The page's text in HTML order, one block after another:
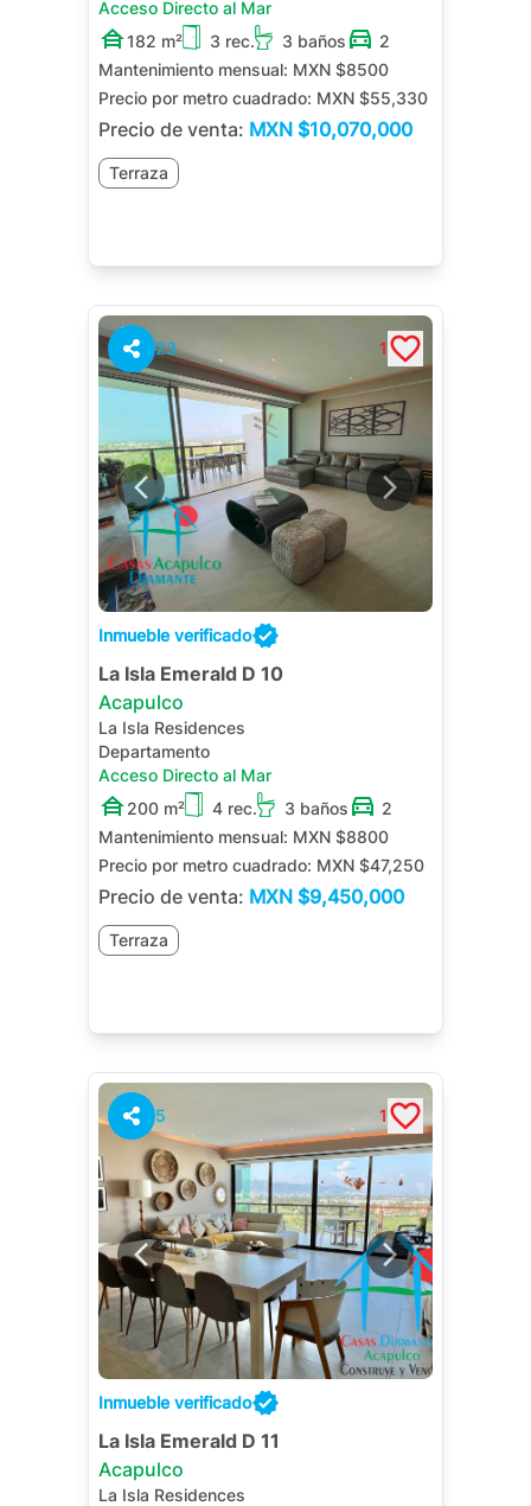
Acceso Directo al Mar
182 m²
3 rec. 3 baños
2
Mantenimiento mensual: MXN $8500
Precio por metro cuadrado: MXN $55,330
Precio de venta: MXN $10,070,000
Terraza
23 1
Inmueble verificado
La Isla Emerald D 10
Acapulco
La Isla Residences
Departamento
Acceso Directo al Mar
200 m²
4 rec. 3 baños
2
Mantenimiento mensual: MXN $8800
Precio por metro cuadrado: MXN $47,250
Precio de venta: MXN $9,450,000
Terraza
5 1
Inmueble verificado
La Isla Emerald D 11
Acapulco
La Isla Residences